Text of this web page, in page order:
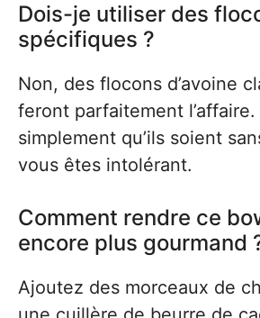
Dois-je utiliser des
spécifiques ?
Non, des flocons d’avoine
feront parfaitement
simplement qu’ils soient
vous êtes intolérant.
Comment rendre ce
encore plus gourmand
Ajoutez des morceaux de